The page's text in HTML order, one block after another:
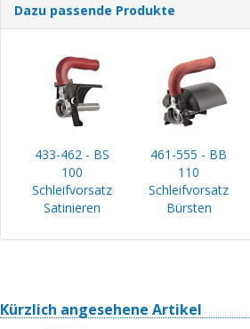
Dazu passende Produkte
433-462 - BS
100
Schleifvorsatz
Satinieren
461-555 - BB
110
Schleifvorsatz
Bürsten
Kürzlich angesehene Artikel